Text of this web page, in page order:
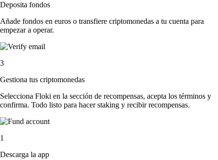
Deposita fondos
Añade fondos en euros o transfiere criptomonedas a tu cuenta para
empezar a operar.
3
Gestiona tus criptomonedas
Selecciona Floki en la sección de recompensas, acepta los términos y
confirma. Todo listo para hacer staking y recibir recompensas.
1
Descarga la app